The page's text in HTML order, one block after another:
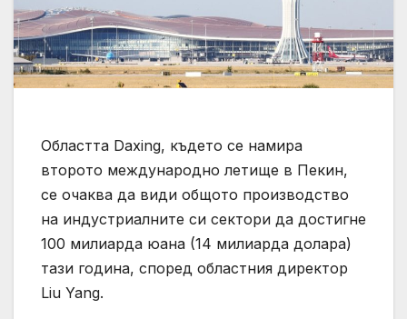
Областта Daxing, където се намира
второто международно летище в Пекин,
се очаква да види общото производство
на индустриалните си сектори да достигне
100 милиарда юана (14 милиарда долара)
тази година, според областния директор
Liu Yang.